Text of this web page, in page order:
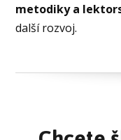
metodiky a
další rozvoj.